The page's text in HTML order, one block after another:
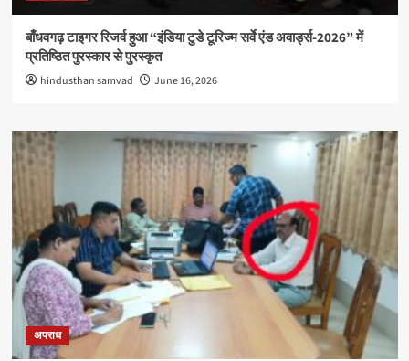
बाँधवगढ़ टाइगर रिजर्व हुआ “इंडिया टुडे टूरिज्म सर्वे एंड अवार्ड्स-2026” में
प्रतिष्ठित पुरस्कार से पुरस्कृत
hindusthan samvad June 16, 2026
अपराध